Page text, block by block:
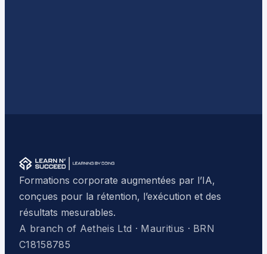
Formations corporate augmentées par l’IA,
conçues pour la rétention, l’exécution et des
résultats mesurables.
A branch of Aetheis Ltd · Mauritius · BRN
C18158785